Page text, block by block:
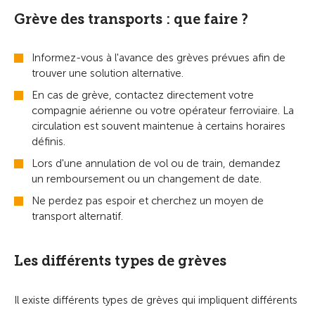
Grève des transports : que faire ?
Informez-vous à l'avance des grèves prévues afin de
trouver une solution alternative.
En cas de grève, contactez directement votre
compagnie aérienne ou votre opérateur ferroviaire. La
circulation est souvent maintenue à certains horaires
définis.
Lors d'une annulation de vol ou de train, demandez
un remboursement ou un changement de date.
Ne perdez pas espoir et cherchez un moyen de
transport alternatif.
Les différents types de grèves
Il existe différents types de grèves qui impliquent différents